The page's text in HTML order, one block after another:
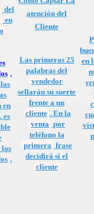
del
en
.
en
, es
los
.
atención del
Cliente
Las primeras 25
palabras del
vendedor
sellarán su suerte
frente a un
cliente . En la
venta por
teléfono la
primera frase
decidirá si el
cliente
en